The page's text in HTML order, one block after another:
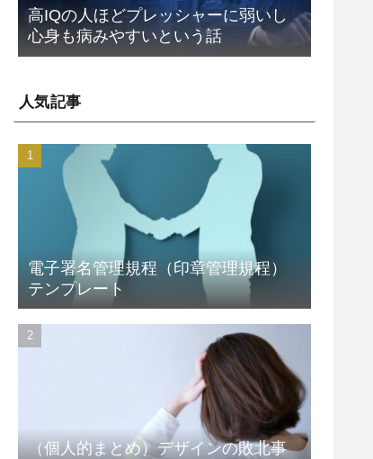
高IQの人ほどプレッシャーに弱いし
心身も病みやすいという話
人気記事
電子署名管理規程（印章管理規程）
テンプレート
（個人的まとめ）デザインの敗北事